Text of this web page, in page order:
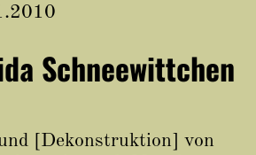
Schneewittchen
[Dekonstruktion] von